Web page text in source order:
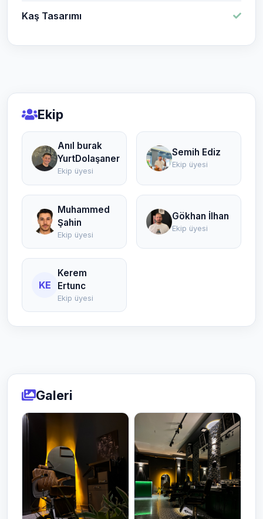
Kaş Tasarımı
Ekip
Anıl burak
YurtDolaşaner
Ekip üyesi
Semih Ediz
Ekip üyesi
Muhammed
Şahin
Ekip üyesi
Gökhan İlhan
Ekip üyesi
KE
Kerem
Ertunc
Ekip üyesi
Galeri